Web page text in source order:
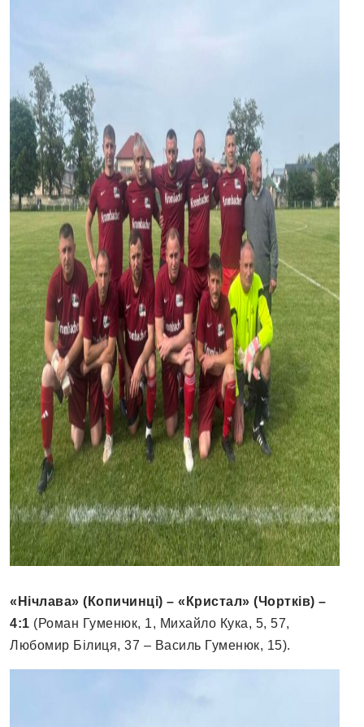
«Нічлава» (Копичинці) – «Кристал» (Чортків) –
4:1 (Роман Гуменюк, 1, Михайло Кука, 5, 57,
Любомир Білиця, 37 – Василь Гуменюк, 15).